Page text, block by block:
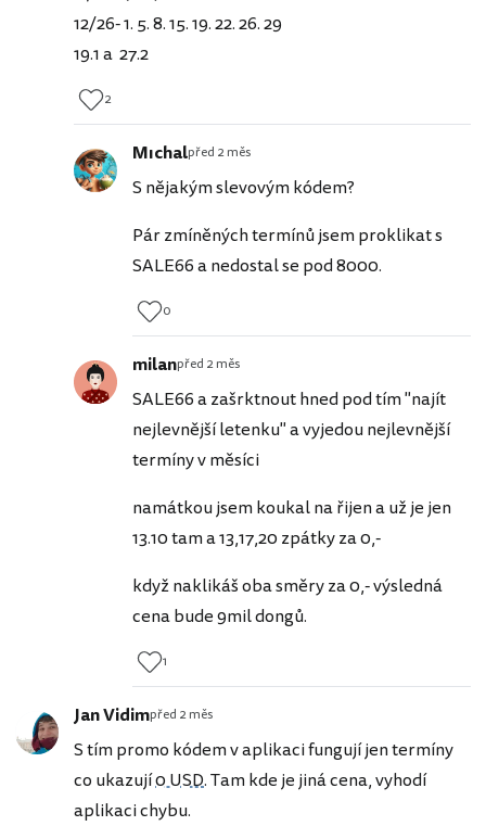
12/26- 1. 5. 8. 15. 19. 22. 26. 29
19.1 a 27.2
2
Mıchalpřed 2 měs
S nějakým slevovým kódem?
Pár zmíněných termínů jsem proklikat s
SALE66 a nedostal se pod 8000.
0
milanpřed 2 měs
SALE66 a zašrktnout hned pod tím "najít
nejlevnější letenku" a vyjedou nejlevnější
termíny v měsíci
namátkou jsem koukal na řijen a už je jen
13.10 tam a 13,17,20 zpátky za 0,-
když naklikáš oba směry za 0,- výsledná
cena bude 9mil dongů.
1
Jan Vidimpřed 2 měs
S tím promo kódem v aplikaci fungují jen termíny
co ukazují0 USD. Tam kde je jiná cena, vyhodí
aplikaci chybu.